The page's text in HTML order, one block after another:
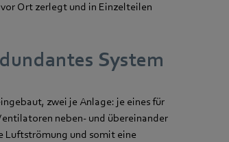
Ort zerlegt und in Einzelteilen
System
zwei je Anlage: je eines für
neben- und übereinander
Luftströmung und somit eine